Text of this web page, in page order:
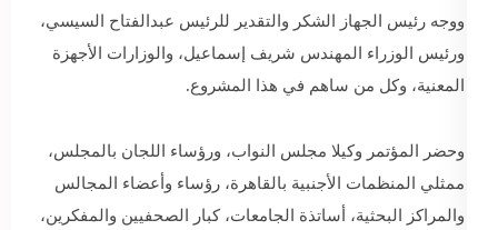
ووجه رئيس الجهاز الشكر والتقدير للرئيس عبدالفتاح السيسي،
ورئيس الوزراء المهندس شريف إسماعيل، والوزارات الأجهزة
المعنية، وكل من ساهم في هذا المشروع.
وحضر المؤتمر وكيلا مجلس النواب، ورؤساء اللجان بالمجلس،
ممثلي المنظمات الأجنبية بالقاهرة، رؤساء وأعضاء المجالس
والمراكز البحثية، أساتذة الجامعات، كبار الصحفيين والمفكرين،